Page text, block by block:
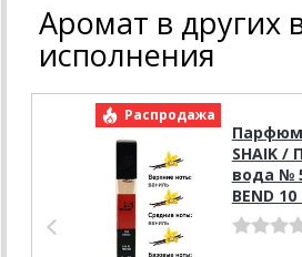
Аромат в других
исполнения
Распродажа
SHAIK
вода №
BEND